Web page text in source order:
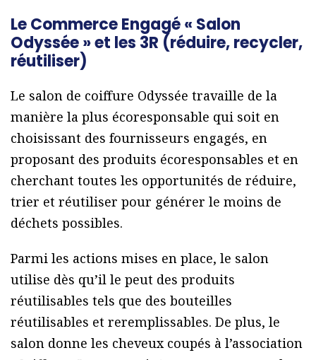
Le Commerce Engagé « Salon
Odyssée » et les 3R (réduire, recycler,
réutiliser)
Le salon de coiffure Odyssée travaille de la
manière la plus écoresponsable qui soit en
choisissant des fournisseurs engagés, en
proposant des produits écoresponsables et en
cherchant toutes les opportunités de réduire,
trier et réutiliser pour générer le moins de
déchets possibles.
Parmi les actions mises en place, le salon
utilise dès qu’il le peut des produits
réutilisables tels que des bouteilles
réutilisables et reremplissables. De plus, le
salon donne les cheveux coupés à l’association